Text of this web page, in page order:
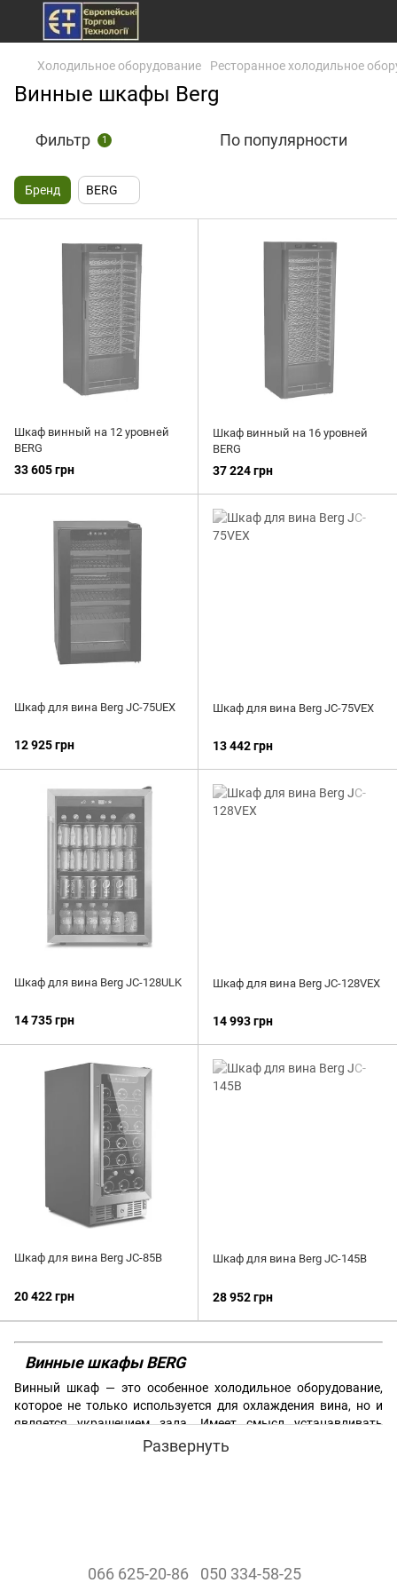
Холодильное оборудование Ресторанное холодильное
Винные шкафы Berg
Фильтр 1 По популярности
Бренд BERG
Шкаф винный на 12 уровней
BERG
33 605 грн
Шкаф винный на 16 уровней
BERG
37 224 грн
Шкаф для вина Berg JC-75UEX
12 925 грн
Шкаф для вина Berg JC-75VEX
13 442 грн
Шкаф для вина Berg JC-128ULK
14 735 грн
Шкаф для вина Berg JC-128VEX
14 993 грн
Шкаф для вина Berg JC-85B
20 422 грн
Шкаф для вина Berg JC-145B
28 952 грн
Винные шкафы BERG
Винный шкаф — это особенное холодильное оборудование,
которое не только используется для охлаждения вина, но и
является украшением зала. Имеет смысл устанавливать
винный шкаф в помещениях, где максимальное количество
клиентов сможет его увидеть.
В магазинеЕвромаркетвы можете купить шкаф для вина
Развернуть
066 625-20-86 050 334-58-25